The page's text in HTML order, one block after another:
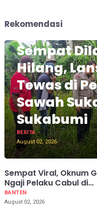
Rekomendasi
Sempat
Hilang,
Tewas di
Sawah
Sukabumi
BERITA
August 02, 2026
Sempat Viral, Oknum
Ngaji Pelaku Cabul di
Simpenan Sukabumi
Akhirnya Diringkus di
BANTEN
August 02, 2026